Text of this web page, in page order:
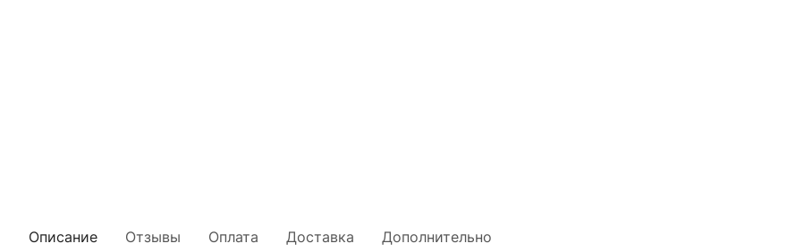
Описание Отзывы Оплата Доставка Дополнительно